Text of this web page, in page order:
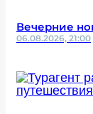
Вечерние
06.08.2026, 21:00